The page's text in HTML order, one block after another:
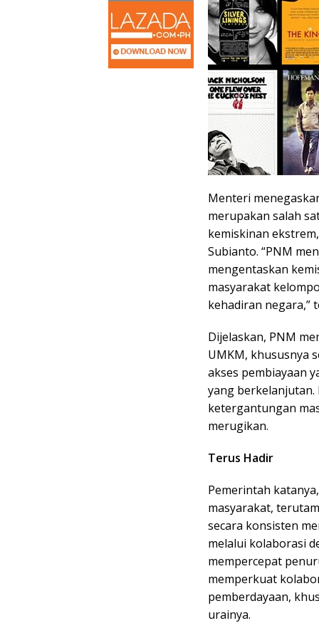
Menteri
merupakan salah
kemiskinan
Subianto. “PNM
mengentaskan
masyarakat
kehadiran negara,”
Dijelaskan, PNM
UMKM, khususnya
akses pembiayaan
yang
ketergantungan
merugikan.
Terus Hadir
Pemerintah
masyarakat,
secara konsisten
melalui kolaborasi
mempercepat
memperkuat
pemberdayaan,
urainya.